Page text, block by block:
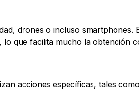
drones o incluso smartphones.
que facilita mucho la obtención
acciones específicas, tales